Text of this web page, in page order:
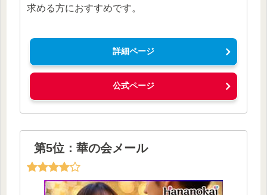
求める方におすすめです。
詳細ページ
公式ページ
第5位：華の会メール